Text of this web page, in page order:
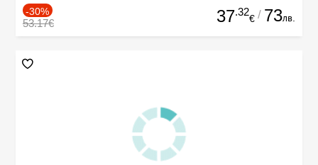
-30%
53.17€ 37.32
€ / 73лв.